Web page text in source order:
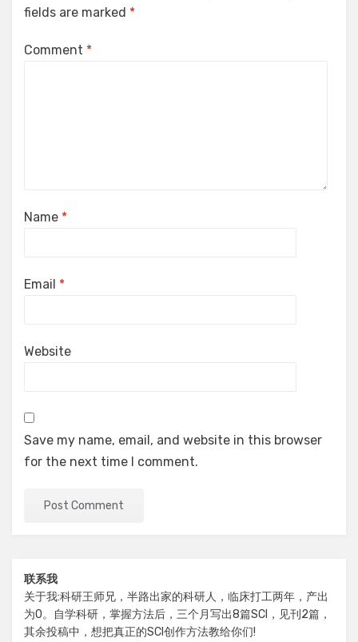
fields are marked *
Comment *
Name *
Email *
Website
Save my name, email, and website in this browser
for the next time I comment.
联系我
关于我:科研王师兄，半路出家的科研人，临床打工两年，产出
为0。自学科研，掌握方法后，三个月写出8篇SCI，见刊2篇，
其余投稿中，想把真正的SCI创作方法教给你们!